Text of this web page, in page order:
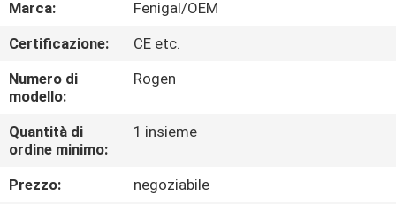
GIRO
DELLA
FABBRICA
CONTROLLO
DI
QUALITÀ
Marca:
Fenigal/OEM
Certificazione:
CE etc.
Numero di
modello:
Rogen
Quantità di
ordine minimo:
1 insieme
Prezzo:
negoziabile